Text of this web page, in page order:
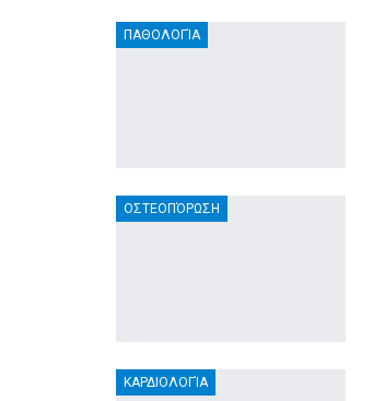
ΠΑΘΟΛΟΓΊΑ
ΟΣΤΕΟΠΌΡΩΣΗ
ΚΑΡΔΙΟΛΟΓΊΑ